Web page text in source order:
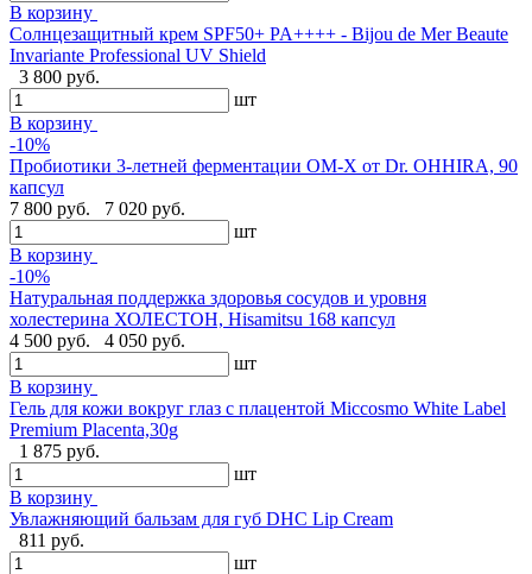
В корзину
Cолнцезащитный крем SPF50+ PA++++ - Bijou de Mer Beaute
Invariante Professional UV Shield
3 800 руб.
шт
В корзину
-10%
Пробиотики 3-летней ферментации OM-X от Dr. OHHIRA, 90
капсул
7 800 руб.
7 020 руб.
шт
В корзину
-10%
Натуральная поддержка здоровья сосудов и уровня
холестерина ХОЛЕСТОН, Hisamitsu 168 капсул
4 500 руб.
4 050 руб.
шт
В корзину
Гель для кожи вокруг глаз с плацентой Miccosmo White Label
Premium Placenta,30g
1 875 руб.
шт
В корзину
Увлажняющий бальзам для губ DHC Lip Cream
811 руб.
шт